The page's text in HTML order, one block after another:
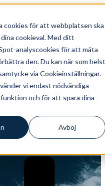
cookies för att webbplatsen ska
cookieval. Med ditt
analyscookies för att mäta
den. Du kan när som helst
via Cookieinställningar.
vi endast nödvändiga
och för att spara dina
Avböj
Open main navigation
med HubSpot
B2B-företag att skapa en
plattform med HubSpot som